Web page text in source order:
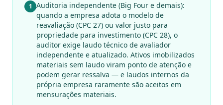
1 Auditoria independente (Big Four e demais):
quando a empresa adota o modelo de
reavaliação (CPC 27) ou valor justo para
propriedade para investimento (CPC 28), o
auditor exige laudo técnico de avaliador
independente e atualizado. Ativos imobilizados
materiais sem laudo viram ponto de atenção e
podem gerar ressalva — e laudos internos da
própria empresa raramente são aceitos em
mensurações materiais.